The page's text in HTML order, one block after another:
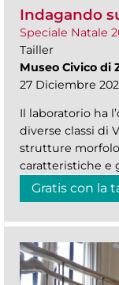
Indagando
Speciale Natale
Tailler
Museo Civico di
27 Diciembre
Il laboratorio ha
diverse classi di
strutture
caratteristiche e
Gratis con la